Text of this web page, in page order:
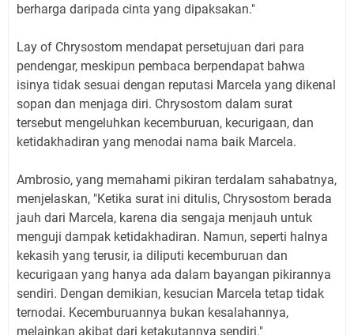
berharga daripada cinta yang dipaksakan."
Lay of Chrysostom mendapat persetujuan dari para
pendengar, meskipun pembaca berpendapat bahwa
isinya tidak sesuai dengan reputasi Marcela yang dikenal
sopan dan menjaga diri. Chrysostom dalam surat
tersebut mengeluhkan kecemburuan, kecurigaan, dan
ketidakhadiran yang menodai nama baik Marcela.
Ambrosio, yang memahami pikiran terdalam sahabatnya,
menjelaskan, "Ketika surat ini ditulis, Chrysostom berada
jauh dari Marcela, karena dia sengaja menjauh untuk
menguji dampak ketidakhadiran. Namun, seperti halnya
kekasih yang terusir, ia diliputi kecemburuan dan
kecurigaan yang hanya ada dalam bayangan pikirannya
sendiri. Dengan demikian, kesucian Marcela tetap tidak
ternodai. Kecemburuannya bukan kesalahannya,
melainkan akibat dari ketakutannya sendiri."